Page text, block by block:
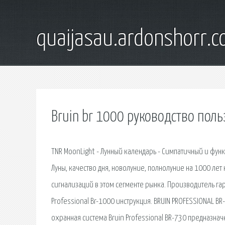
Bruin br 1000 руководство
TNR MoonLight - Лунный календарь - Симпатичный и
Луны, качество дня, новолуние, полнолуние на 1000
сигнализаций в этом сегменте рынка. Производитель
Professional Br-1000 инструкция. BRUIN PROFESSIONAL
охранная система Bruin Professional BR-730